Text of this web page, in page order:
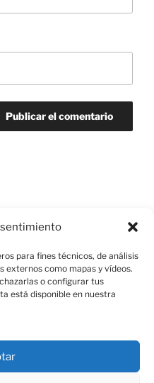
para fines técnicos, de análisis
como mapas y vídeos.
o configurar tus
está disponible en nuestra
4.jpg